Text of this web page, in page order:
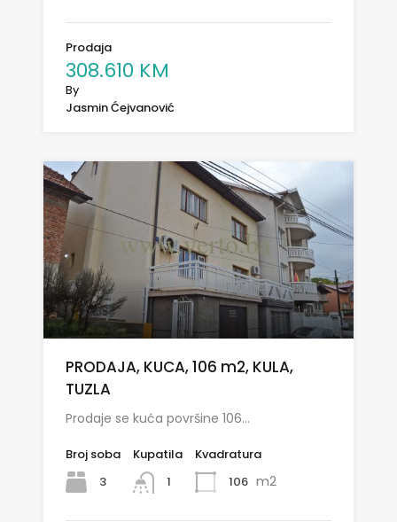
Prodaja
308.610 KM
By
Jasmin Ćejvanović
PRODAJA, KUCA, 106 m2, KULA,
TUZLA
Prodaje se kuća površine 106…
Broj soba
3
Kupatila
1
Kvadratura
106 m2